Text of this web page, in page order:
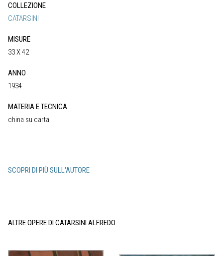
COLLEZIONE
CATARSINI
MISURE
33 X 42
ANNO
1934
MATERIA E TECNICA
china su carta
SCOPRI DI PIÙ SULL'AUTORE
ALTRE OPERE DI CATARSINI ALFREDO